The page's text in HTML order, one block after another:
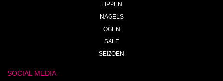
LIPPEN
NAGELS
OGEN
SALE
SEIZOEN
SOCIAL MEDIA